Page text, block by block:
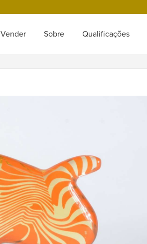
Vender Sobre Qualificações